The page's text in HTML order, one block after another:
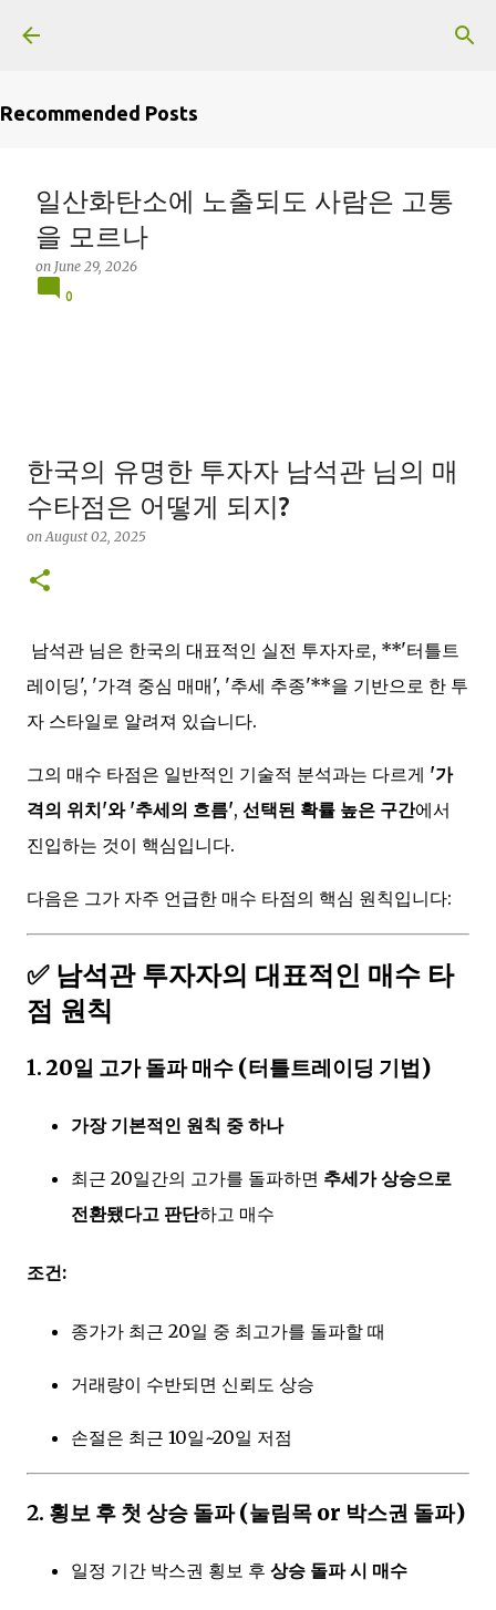
Recommended Posts
일산화탄소에 노출되도 사람은 고통
을 모르나
on June 29, 2026
0
한국의 유명한 투자자 남석관 님의 매
수타점은 어떻게 되지?
onAugust 02, 2025
남석관 님은 한국의 대표적인 실전 투자자로, **'터틀트
레이딩', '가격 중심 매매', '추세 추종'**을 기반으로 한 투
자 스타일로 알려져 있습니다.
그의 매수 타점은 일반적인 기술적 분석과는 다르게 '가
격의 위치'와 '추세의 흐름', 선택된 확률 높은 구간에서
진입하는 것이 핵심입니다.
다음은 그가 자주 언급한 매수 타점의 핵심 원칙입니다:
✅ 남석관 투자자의 대표적인 매수 타
점 원칙
1. 20일 고가 돌파 매수 (터틀트레이딩 기법)
가장 기본적인 원칙 중 하나
최근 20일간의 고가를 돌파하면 추세가 상승으로
전환됐다고 판단하고 매수
조건:
종가가 최근 20일 중 최고가를 돌파할 때
거래량이 수반되면 신뢰도 상승
손절은 최근 10일~20일 저점
2. 횡보 후 첫 상승 돌파 (눌림목 or 박스권 돌파)
일정 기간 박스권 횡보 후 상승 돌파 시 매수